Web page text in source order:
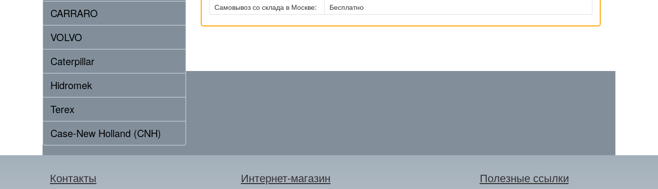
CARRARO
VOLVO
Caterpillar
Hidromek
Terex
Case-New Holland (CNH)
Самовывоз со склада в Москве:
Бесплатно
Контакты Интернет-магазин Полезные ссылки